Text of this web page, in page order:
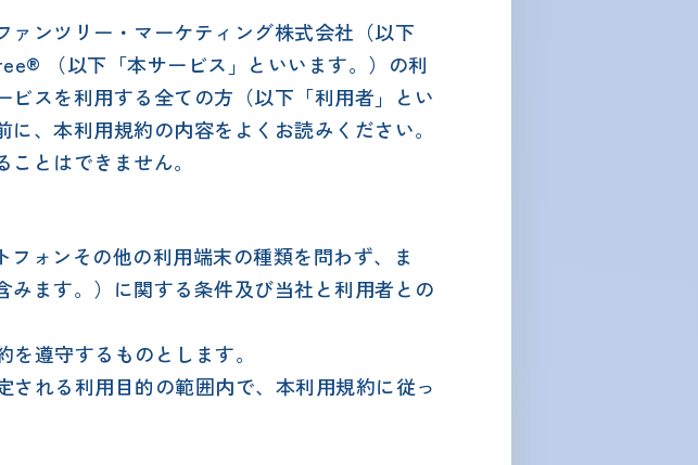
ンツリー・マーケティング株式会社（以下
（以下「本サービス」といいます。）の利
スを利用する全ての方（以下「利用者」とい
、本利用規約の内容をよくお読みください。
とはできません。
ォンその他の利用端末の種類を問わず、ま
ます。）に関する条件及び当社と利用者との
遵守するものとします。
れる利用目的の範囲内で、本利用規約に従っ